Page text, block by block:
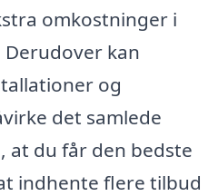
omkostninger i
kan
og
det samlede
at du får den bedste
indhente flere tilbud